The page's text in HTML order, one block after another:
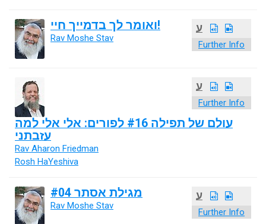
ע
Further Info
ואומר לך בדמייך חיי!
Rav Moshe Stav
ע
Further Info
עולם של תפילה #16 לפורים: אלי אלי למה
עזבתני
Rav Aharon Friedman
Rosh HaYeshiva
ע
Further Info
מגילת אסתר #04
Rav Moshe Stav